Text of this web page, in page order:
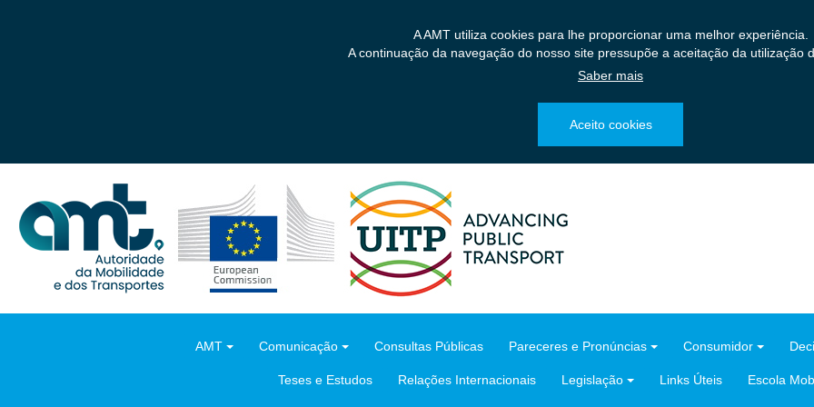
A AMT utiliza cookies para lhe proporcionar uma melhor experiência.
A continuação da navegação do nosso site pressupõe a aceitação da utilização
Saber mais
Aceito cookies
AMT Comunicação Consultas Públicas Pareceres e Pronúncias Consumidor
Teses e Estudos Relações Internacionais Legislação Links Úteis Escola